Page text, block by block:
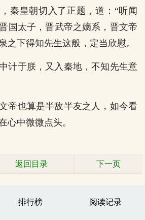
秦皇朝切入了正题，道：“听闻
国太子，晋武帝之嫡系，晋文帝
之下得知先生这般，定当欣慰。
计于朕，又入秦地，不知先生意
帝也算是半敌半友之人，如今看
心中微微点头。
返回目录 下一页
排行榜 阅读记录